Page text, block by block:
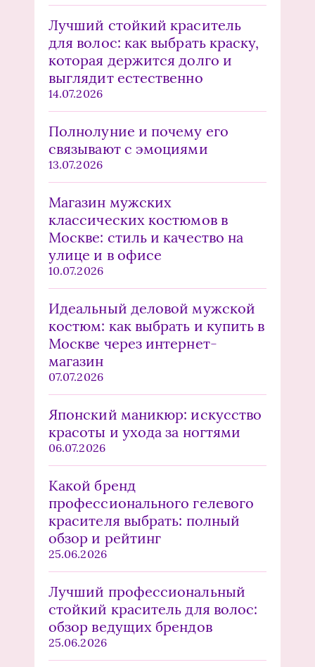
Лучший стойкий краситель
для волос: как выбрать краску,
которая держится долго и
выглядит естественно
14.07.2026
Полнолуние и почему его
связывают с эмоциями
13.07.2026
Магазин мужских
классических костюмов в
Москве: стиль и качество на
улице и в офисе
10.07.2026
Идеальный деловой мужской
костюм: как выбрать и купить в
Москве через интернет-
магазин
07.07.2026
Японский маникюр: искусство
красоты и ухода за ногтями
06.07.2026
Какой бренд
профессионального гелевого
красителя выбрать: полный
обзор и рейтинг
25.06.2026
Лучший профессиональный
стойкий краситель для волос:
обзор ведущих брендов
25.06.2026